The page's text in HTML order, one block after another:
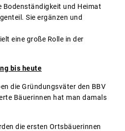
Bodenständigkeit und Heimat
Sie ergänzen und
eine große Rolle in der
bis heute
die Gründungsväter den BBV
Bäuerinnen hat man damals
die ersten Ortsbäuerinnen